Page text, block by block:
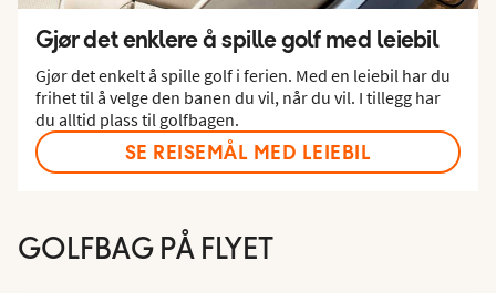
Gjør det enklere å spille golf med leiebil
Gjør det enkelt å spille golf i ferien. Med en leiebil har du
frihet til å velge den banen du vil, når du vil. I tillegg har
du alltid plass til golfbagen.
SE REISEMÅL MED LEIEBIL
GOLFBAG PÅ FLYET